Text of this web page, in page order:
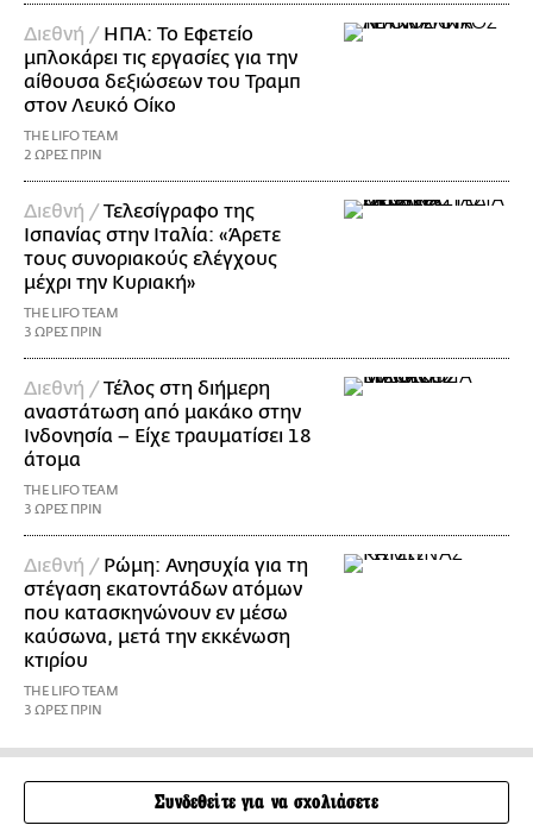
Διεθνή / ΗΠΑ: Το Εφετείο
μπλοκάρει τις εργασίες για την
αίθουσα δεξιώσεων του Τραμπ
στον Λευκό Οίκο
THE LIFO TEAM
2 ΩΡΕΣ ΠΡΙΝ
Διεθνή /Τελεσίγραφο της
Ισπανίας στην Ιταλία: «Άρετε
τους συνοριακούς ελέγχους
μέχρι την Κυριακή»
THE LIFO TEAM
3 ΩΡΕΣ ΠΡΙΝ
Διεθνή /Τέλος στη διήμερη
αναστάτωση από μακάκο στην
Ινδονησία – Είχε τραυματίσει 18
άτομα
THE LIFO TEAM
3 ΩΡΕΣ ΠΡΙΝ
Διεθνή / Ρώμη: Ανησυχία για τη
στέγαση εκατοντάδων ατόμων
που κατασκηνώνουν εν μέσω
καύσωνα, μετά την εκκένωση
κτιρίου
THE LIFO TEAM
3 ΩΡΕΣ ΠΡΙΝ
Συνδεθείτε για να σχολιάσετε